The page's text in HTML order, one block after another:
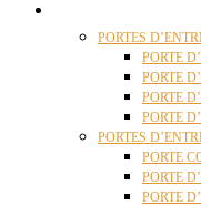
PORTES
PORTE
PORTE
PORTE
PORTE
PORTES
PORTE
PORTE
PORTE